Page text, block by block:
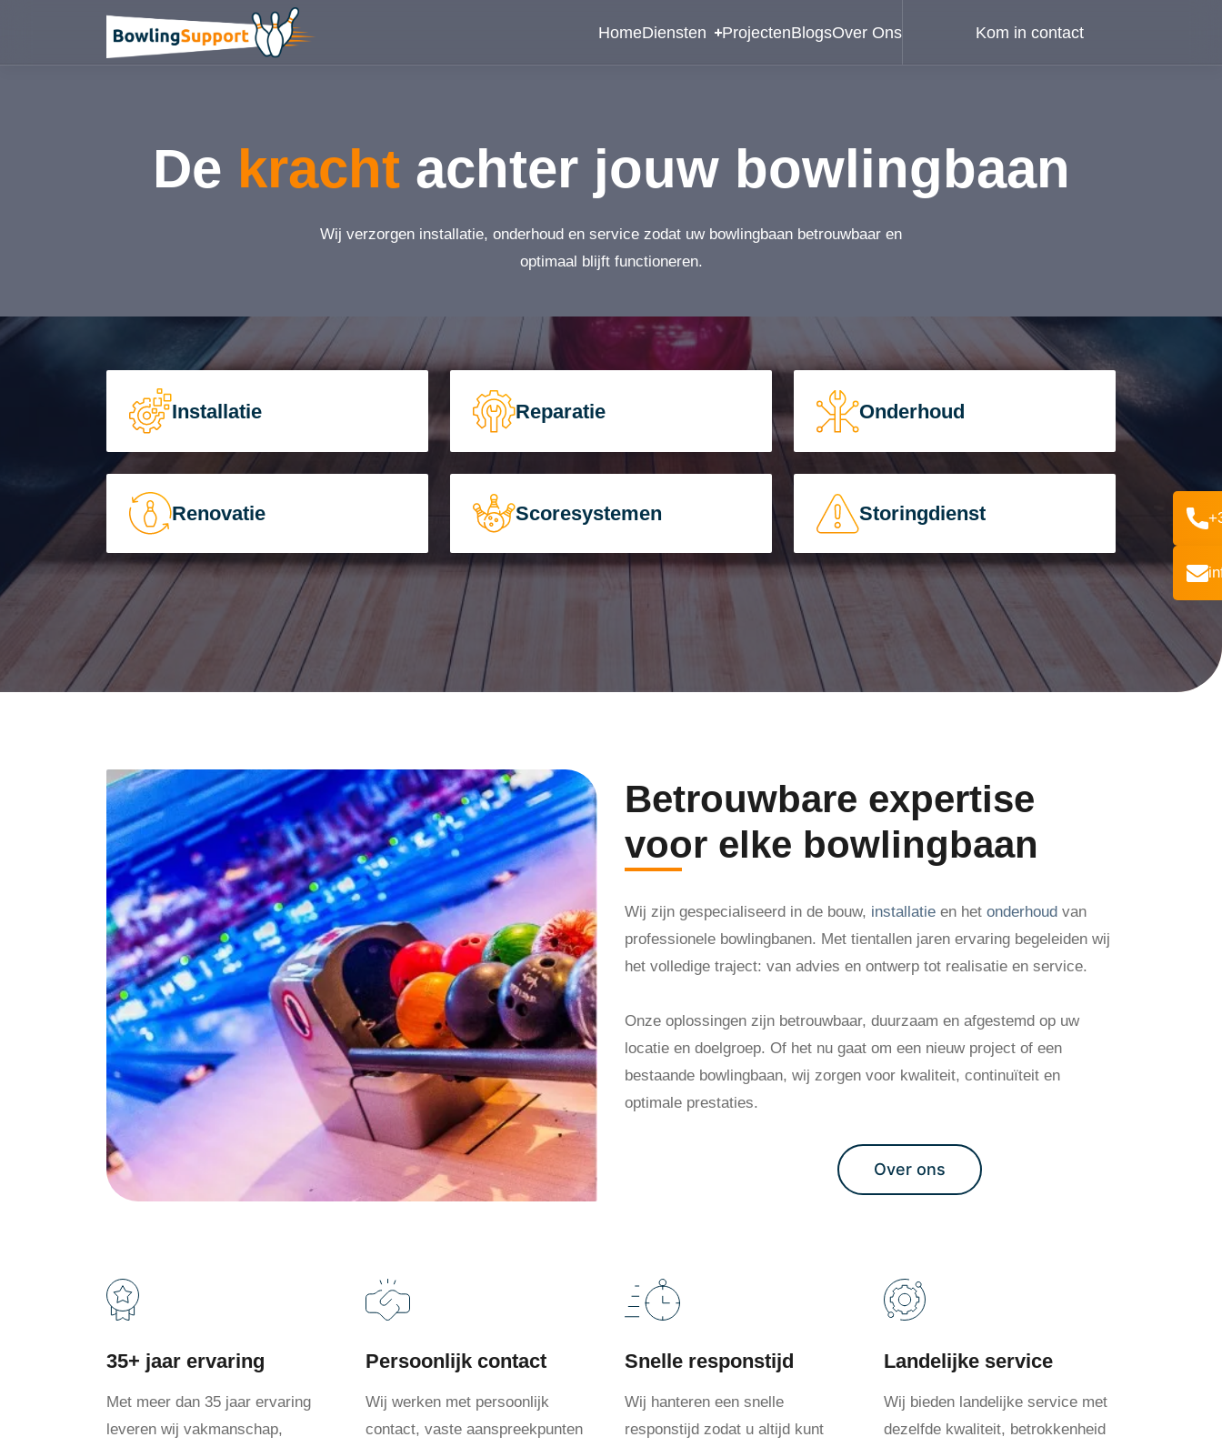
HomeDiensten ProjectenBlogsOver Ons Kom in contact
De krachtachter jouw bowlingbaan
Wij verzorgen installatie, onderhoud en service zodat uw bowlingbaan betrouwbaar en
optimaal blijft functioneren.
Installatie Reparatie Onderhoud
Renovatie Scoresystemen Storingdienst
Betrouwbare expertise
voor elke bowlingbaan
Wij zijn gespecialiseerd in de bouw, installatie en het onderhoud van
professionele bowlingbanen. Met tientallen jaren ervaring begeleiden wij
het volledige traject: van advies en ontwerp tot realisatie en service.
Onze oplossingen zijn betrouwbaar, duurzaam en afgestemd op uw
locatie en doelgroep. Of het nu gaat om een nieuw project of een
bestaande bowlingbaan, wij zorgen voor kwaliteit, continuïteit en
optimale prestaties.
Over ons
35+ jaar ervaring
Met meer dan 35 jaar ervaring
leveren wij vakmanschap,
Persoonlijk contact
Wij werken met persoonlijk
contact, vaste aanspreekpunten
Snelle responstijd
Wij hanteren een snelle
responstijd zodat u altijd kunt
Landelijke service
Wij bieden landelijke service met
dezelfde kwaliteit, betrokkenheid